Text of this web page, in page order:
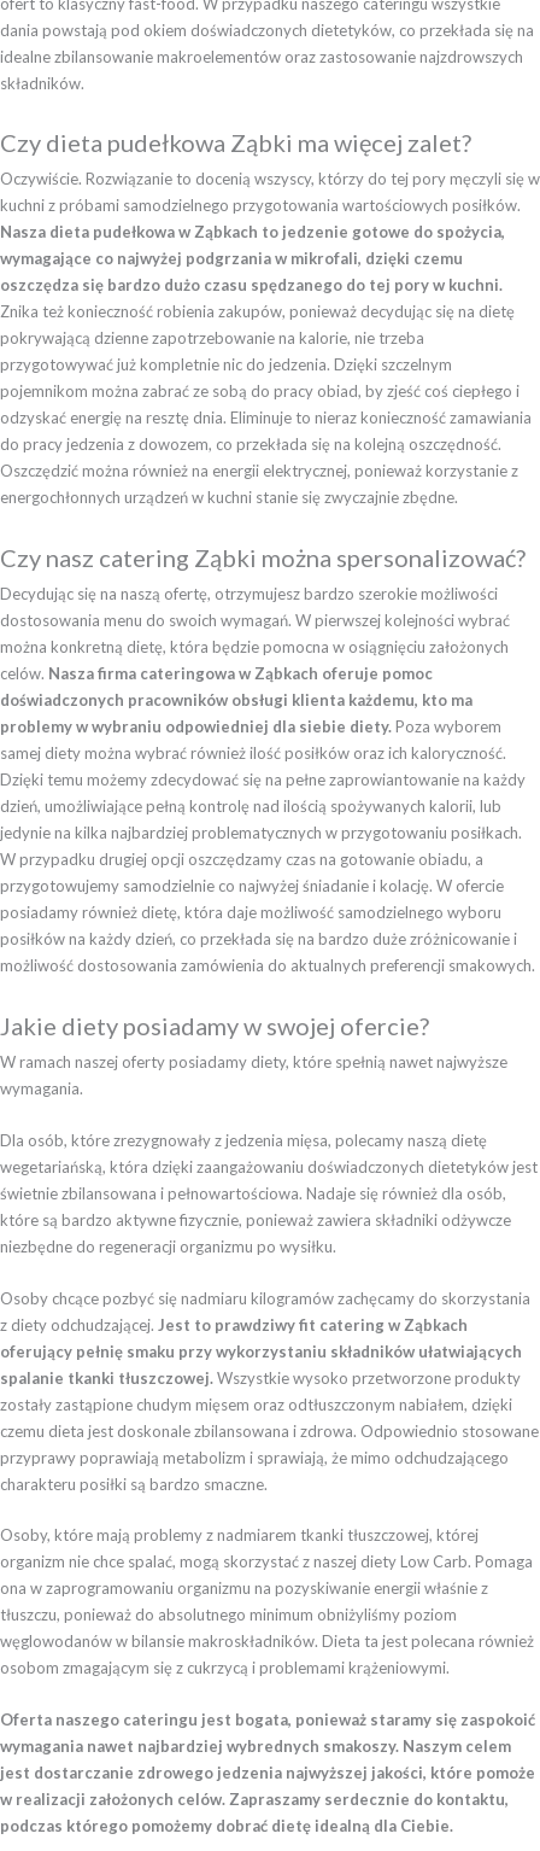
dania powstają pod okiem doświadczonych dietetyków, co przekłada się na
idealne zbilansowanie makroelementów oraz zastosowanie najzdrowszych
składników.
Czy dieta pudełkowa Ząbki ma więcej zalet?
Oczywiście. Rozwiązanie to docenią wszyscy, którzy do tej pory męczyli się w
kuchni z próbami samodzielnego przygotowania wartościowych posiłków.
Nasza dieta pudełkowa w Ząbkach to jedzenie gotowe do spożycia,
wymagające co najwyżej podgrzania w mikrofali, dzięki czemu
oszczędza się bardzo dużo czasu spędzanego do tej pory w kuchni.
Znika też konieczność robienia zakupów, ponieważ decydując się na dietę
pokrywającą dzienne zapotrzebowanie na kalorie, nie trzeba
przygotowywać już kompletnie nic do jedzenia. Dzięki szczelnym
pojemnikom można zabrać ze sobą do pracy obiad, by zjeść coś ciepłego i
odzyskać energię na resztę dnia. Eliminuje to nieraz konieczność zamawiania
do pracy jedzenia z dowozem, co przekłada się na kolejną oszczędność.
Oszczędzić można również na energii elektrycznej, ponieważ korzystanie z
energochłonnych urządzeń w kuchni stanie się zwyczajnie zbędne.
Czy nasz catering Ząbki można spersonalizować?
Decydując się na naszą ofertę, otrzymujesz bardzo szerokie możliwości
dostosowania menu do swoich wymagań. W pierwszej kolejności wybrać
można konkretną dietę, która będzie pomocna w osiągnięciu założonych
celów. Nasza firma cateringowa w Ząbkach oferuje pomoc
doświadczonych pracowników obsługi klienta każdemu, kto ma
problemy w wybraniu odpowiedniej dla siebie diety.Poza wyborem
samej diety można wybrać również ilość posiłków oraz ich kaloryczność.
Dzięki temu możemy zdecydować się na pełne zaprowiantowanie na każdy
dzień, umożliwiające pełną kontrolę nad ilością spożywanych kalorii, lub
jedynie na kilka najbardziej problematycznych w przygotowaniu posiłkach.
W przypadku drugiej opcji oszczędzamy czas na gotowanie obiadu, a
przygotowujemy samodzielnie co najwyżej śniadanie i kolację. W ofercie
posiadamy również dietę, która daje możliwość samodzielnego wyboru
posiłków na każdy dzień, co przekłada się na bardzo duże zróżnicowanie i
możliwość dostosowania zamówienia do aktualnych preferencji smakowych.
Jakie diety posiadamy w swojej ofercie?
W ramach naszej oferty posiadamy diety, które spełnią nawet najwyższe
wymagania.
Dla osób, które zrezygnowały z jedzenia mięsa, polecamy naszą dietę
wegetariańską, która dzięki zaangażowaniu doświadczonych dietetyków jest
świetnie zbilansowana i pełnowartościowa. Nadaje się również dla osób,
które są bardzo aktywne fizycznie, ponieważ zawiera składniki odżywcze
niezbędne do regeneracji organizmu po wysiłku.
Osoby chcące pozbyć się nadmiaru kilogramów zachęcamy do skorzystania
z diety odchudzającej. Jest to prawdziwy fit catering w Ząbkach
oferujący pełnię smaku przy wykorzystaniu składników ułatwiających
spalanie tkanki tłuszczowej.Wszystkie wysoko przetworzone produkty
zostały zastąpione chudym mięsem oraz odtłuszczonym nabiałem, dzięki
czemu dieta jest doskonale zbilansowana i zdrowa. Odpowiednio stosowane
przyprawy poprawiają metabolizm i sprawiają, że mimo odchudzającego
charakteru posiłki są bardzo smaczne.
Osoby, które mają problemy z nadmiarem tkanki tłuszczowej, której
organizm nie chce spalać, mogą skorzystać z naszej diety Low Carb. Pomaga
ona w zaprogramowaniu organizmu na pozyskiwanie energii właśnie z
tłuszczu, ponieważ do absolutnego minimum obniżyliśmy poziom
węglowodanów w bilansie makroskładników. Dieta ta jest polecana również
osobom zmagającym się z cukrzycą i problemami krążeniowymi.
Oferta naszego cateringu jest bogata, ponieważ staramy się zaspokoić
wymagania nawet najbardziej wybrednych smakoszy. Naszym celem
jest dostarczanie zdrowego jedzenia najwyższej jakości, które pomoże
w realizacji założonych celów. Zapraszamy serdecznie do kontaktu,
podczas którego pomożemy dobrać dietę idealną dla Ciebie.